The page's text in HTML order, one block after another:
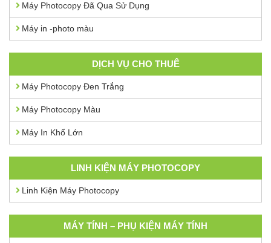
Máy Photocopy Đã Qua Sử Dụng
Máy in -photo màu
DỊCH VỤ CHO THUÊ
Máy Photocopy Đen Trắng
Máy Photocopy Màu
Máy In Khổ Lớn
LINH KIỆN MÁY PHOTOCOPY
Linh Kiện Máy Photocopy
MÁY TÍNH – PHỤ KIỆN MÁY TÍNH